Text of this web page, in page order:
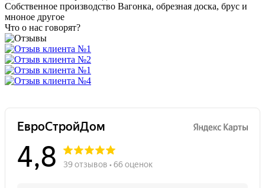
Собственное производство Вагонка, обрезная доска, брус и
мноное другое
Что о нас говорят?